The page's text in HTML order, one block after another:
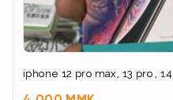
iphone 12 pro max, 13 pro , 14